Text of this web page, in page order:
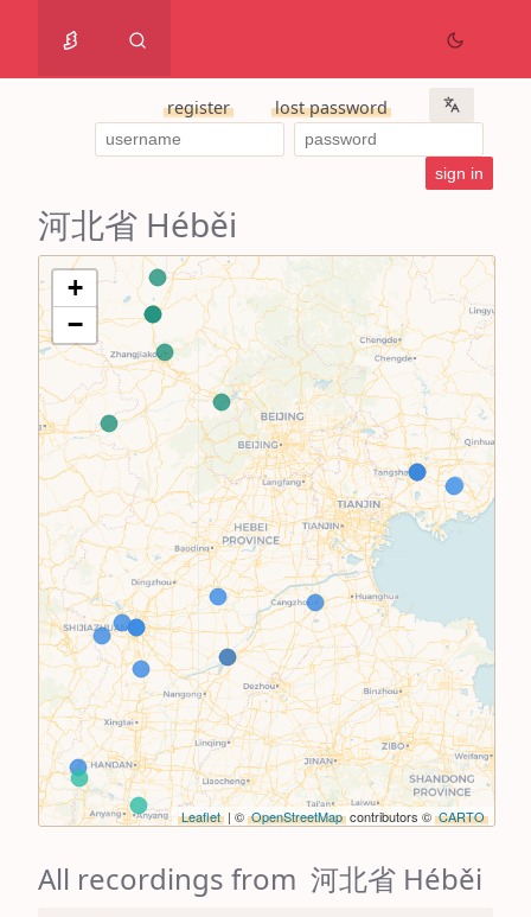
register lost password
河北省 Héběi
+
−
Leaflet | © OpenStreetMap contributors © CARTO
All recordings from 河北省 Héběi